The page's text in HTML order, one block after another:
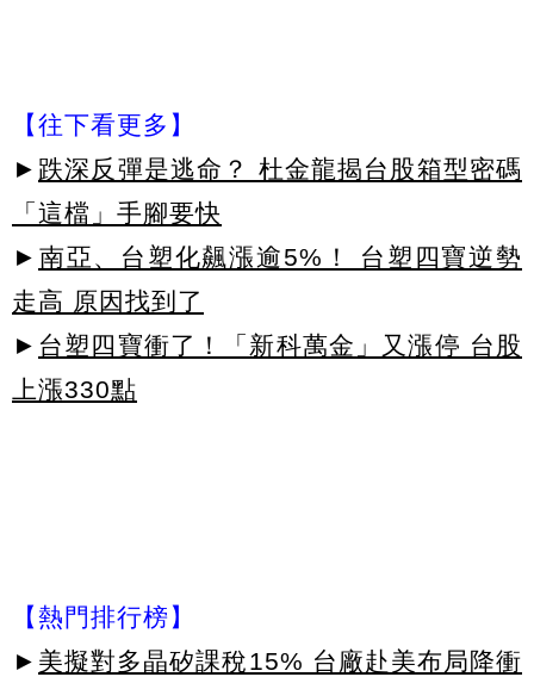
【往下看更多】
► 跌深反彈是逃命？ 杜金龍揭台股箱型密碼
「這檔」手腳要快
► 南亞、台塑化飆漲逾5%！ 台塑四寶逆勢
走高 原因找到了
► 台塑四寶衝了！「新科萬金」又漲停 台股
上漲330點
【熱門排行榜】
► 美擬對多晶矽課稅15% 台廠赴美布局降衝